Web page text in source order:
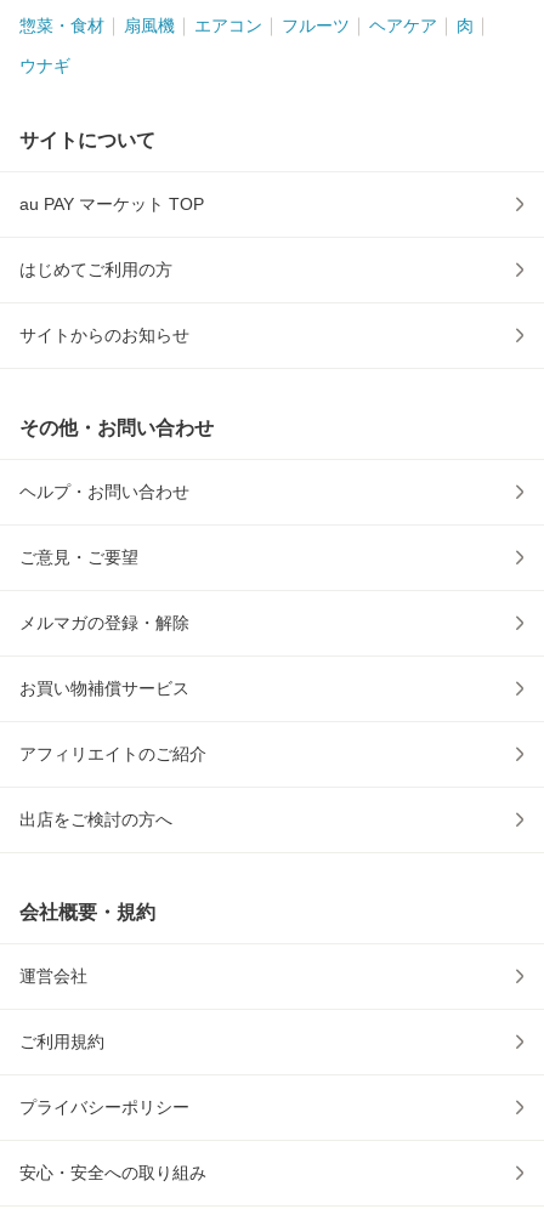
惣菜・食材 扇風機 エアコン フルーツ ヘアケア 肉
ウナギ
サイトについて
au PAY マーケット TOP
はじめてご利用の方
サイトからのお知らせ
その他・お問い合わせ
ヘルプ・お問い合わせ
ご意見・ご要望
メルマガの登録・解除
お買い物補償サービス
アフィリエイトのご紹介
出店をご検討の方へ
会社概要・規約
運営会社
ご利用規約
プライバシーポリシー
安心・安全への取り組み